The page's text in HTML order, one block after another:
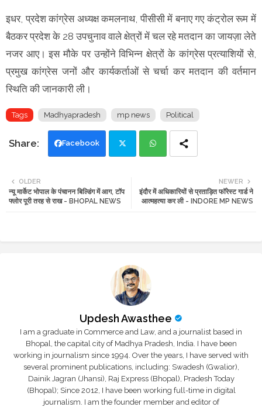
इधर, प्रदेश कांग्रेस अध्यक्ष कमलनाथ, पीसीसी में बनाए गए कंट्रोल रूम में
बैठकर प्रदेश के 28 उपचुनाव वाले क्षेत्रों में चल रहे मतदान का जायज़ा लेते
नजर आए। इस मौके पर उन्होंने विभिन्न क्षेत्रों के कांग्रेस प्रत्याशियों से,
प्रमुख कांग्रेस जनों और कार्यकर्ताओं से चर्चा कर मतदान की वर्तमान
स्थिति की जानकारी ली।
Tags Madhyapradesh mp news Political
Facebook
tte ats
NEWER
इंदौर में अधिकारियों से प्रताड़ित फॉरेस्ट गार्ड ने
आत्महत्या कर ली - INDORE MP NEWS
OLDER
न्यू मार्केट भोपाल के पंचानन बिल्डिंग में आग, टॉप
फ्लोर पूरी तरह से राख - BHOPAL NEWS
Updesh Awasthee
I am a graduate in Commerce and Law, and a journalist based in
Bhopal, the capital city of Madhya Pradesh, India. I have been
working in journalism since 1994. Over the years, I have served with
several prominent publications, including: Swadesh (Gwalior),
Dainik Jagran (Jhansi), Raj Express (Bhopal), Pradesh Today
(Bhopal); Since 2012, I have been working full-time in digital
journalism. I am the founder member and editor of